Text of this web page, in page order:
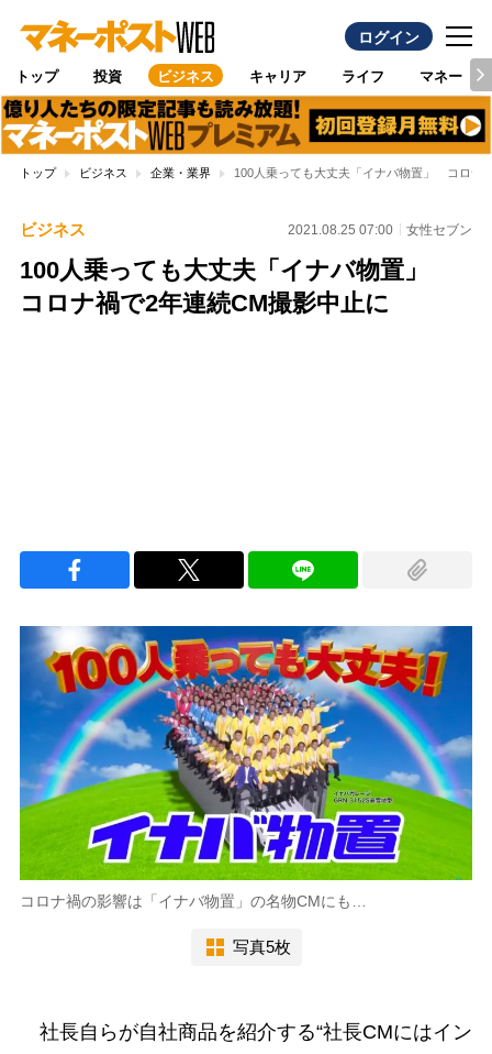
ログイン
トップ 投資 ビジネス キャリア ライフ マネー
トップ ビジネス 企業・業界 100人乗っても大丈夫「イナバ物置」 コロナ
ビジネス 2021.08.25 07:00 女性セブン
100人乗っても大丈夫「イナバ物置」
コロナ禍で2年連続CM撮影中止に
コロナ禍の影響は「イナバ物置」の名物CMにも…
写真5枚
社長自らが自社商品を紹介する“社長CMにはイン